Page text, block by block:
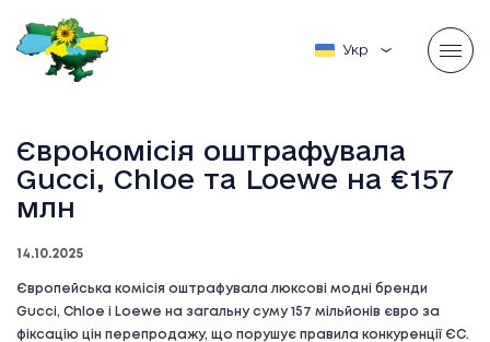
Українська
Єврокомісія оштрафувала
Gucci, Chloе та Loewe на €157
млн
14.10.2025
Європейська комісія оштрафувала люксові модні бренди
Gucci, Chloe і Loewe на загальну суму 157 мільйонів євро за
фіксацію цін перепродажу, що порушує правила конкуренції ЄС.